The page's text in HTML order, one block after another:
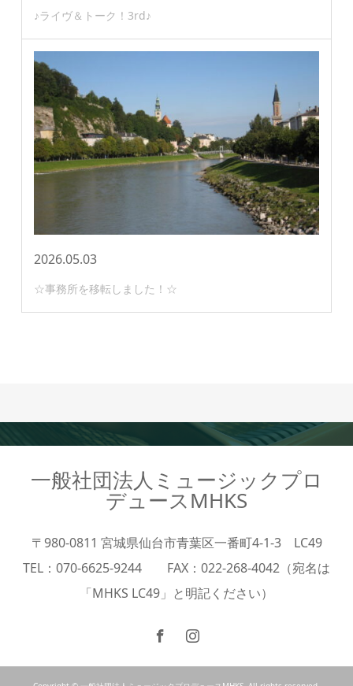
♪ライヴ＆トーク！3rd♪
2026.05.03
☆事務所を移転しました！☆
一般社団法人ミュージックプロ
デュースMHKS
〒980-0811 宮城県仙台市青葉区一番町4-1-3 LC49
TEL：070-6625-9244 FAX：022-268-4042（宛名は
「MHKS LC49」と明記ください）